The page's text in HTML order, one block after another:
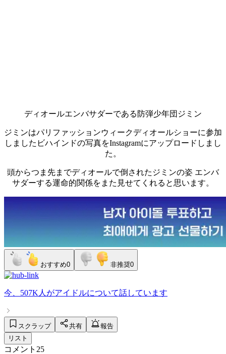
ディオールエンバサダーである防弾少年団ジミン
ジミンはパリファッションウィークディオールショーに参加
しましたビハインドの写真をInstagramにアップロードしまし
た。
頭からつま先までディオールで倒されたジミンの姿 エンバ
サダーする運命的関係をまた見せてくれると思います。
おすすめ0 非推奨0
今、 507K人 がアイドルについて話しています
スクラップ 共有
報告
リスト
コメント 25